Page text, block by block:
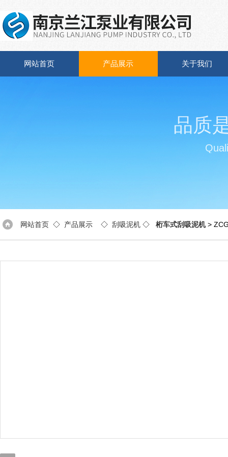
网站首页 产品展示 关于我们
品质
网站首页 ◇ 产品展示 ◇ 刮吸泥机 ◇ 桁车式刮吸泥机>